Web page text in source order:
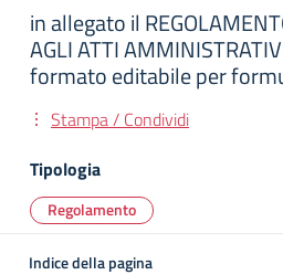
in allegato il
AGLI ATTI
formato editabile per
Stampa / Condividi
Tipologia
Regolamento
Indice della pagina